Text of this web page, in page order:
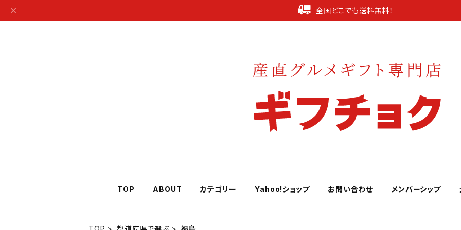
全国どこでも送料無料！
TOP ABOUT カテゴリー Yahoo!ショップ お問い合わせ メンバーシップ